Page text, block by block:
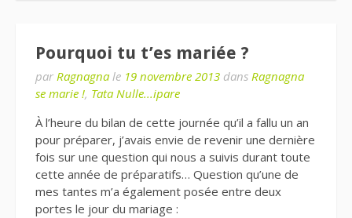
Pourquoi tu t’es mariée ?
par Ragnagna le 19 novembre 2013 dans Ragnagna
se marie !, Tata Nulle...ipare
À l’heure du bilan de cette journée qu’il a fallu un an
pour préparer, j’avais envie de revenir une dernière
fois sur une question qui nous a suivis durant toute
cette année de préparatifs… Question qu’une de
mes tantes m’a également posée entre deux
portes le jour du mariage :